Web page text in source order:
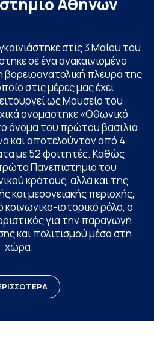
στις 3 Μαΐου του
σε ένα ανακαινισμένο
πλευρά της
στις μέρες μας έχει
ως Μουσείο του
ονομάστηκε «Οθωνικό
όνομα του πρώτου βασιλιά
και αποτελούνταν από 4
με 52 φοιτητές. Καθώς
Πανεπιστήμιο του
κράτους, αλλά και της
και μεσογειακής περιοχής,
ιστορικό ρόλο, ο
για την παραγωγή
και πολιτισμού μέσα στη
χώρα.